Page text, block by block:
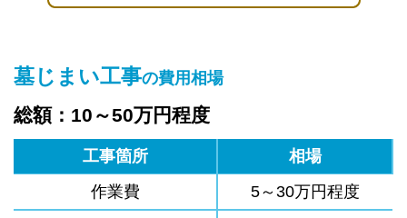
墓じまい工事の費用相場
総額：10～50万円程度
工事箇所
相場
作業費
5～30万円程度